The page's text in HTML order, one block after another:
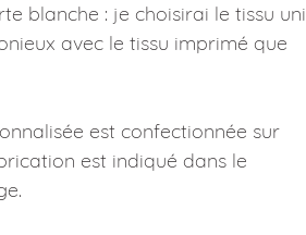
blanche : je choisirai le tissu uni
avec le tissu imprimé que
est confectionnée sur
est indiqué dans le